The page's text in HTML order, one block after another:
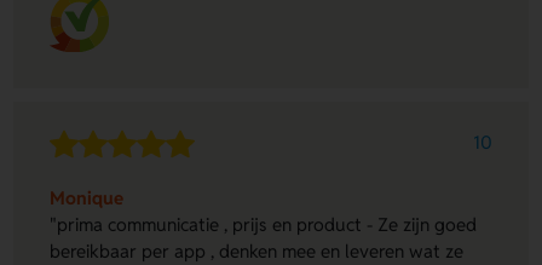
10
Monique
"prima communicatie , prijs en product - Ze zijn goed
bereikbaar per app , denken mee en leveren wat ze